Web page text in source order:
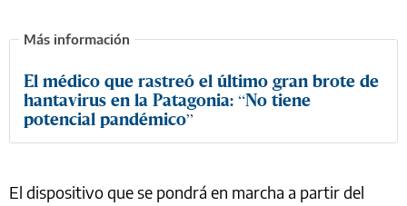
El médico que rastreó el último gran brote de
hantavirus en la Patagonia: “No tiene
potencial pandémico”
El dispositivo que se pondrá en marcha a partir del